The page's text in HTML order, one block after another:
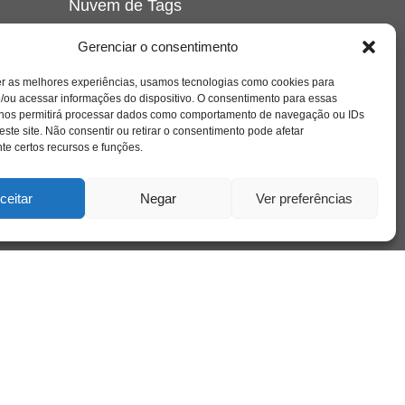
Gerenciar o consentimento
as melhores experiências, usamos tecnologias como cookies para
ou acessar informações do dispositivo. O consentimento para essas
permitirá processar dados como comportamento de navegação ou IDs
site. Não consentir ou retirar o consentimento pode afetar
certos recursos e funções.
Negar Ver preferências
Nuvem de Tags
crianca cuidado cultura depressao
educação família filme
freud infância insight jung liberdade livro
loucura luto maternidade
psicologia relato